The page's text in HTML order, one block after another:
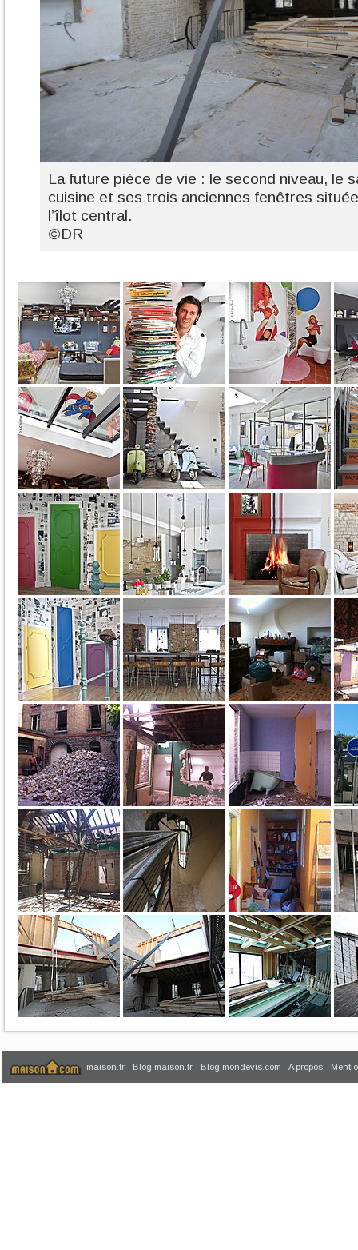
La future pièce de vie : le second niveau, le
cuisine et ses trois anciennes fenêtres
l’îlot central.
©DR
maison.fr - Blog maison.fr - Blog mondevis.com - A propos -